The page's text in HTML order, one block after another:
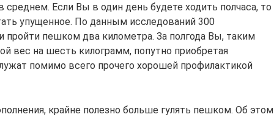
среднем. Если Вы в один день будете ходить полчаса, то
упущенное. По данным исследований 300
пройти пешком два километра. За полгода Вы, таким
вес на шесть килограмм, попутно приобретая
помимо всего прочего хорошей профилактикой
крайне полезно больше гулять пешком. Об этом